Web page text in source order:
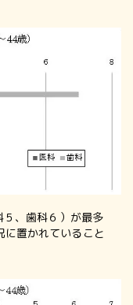
、歯科６）が最多
に置かれていること